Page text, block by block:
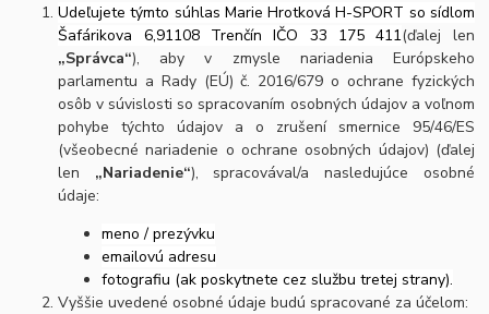
Udeľujete týmto súhlas Marie Hrotková H-SPORT so sídlom
Šafárikova 6,91108 Trenčín IČO 33 175 411(ďalej len
„Správca“), aby v zmysle nariadenia Európskeho
parlamentu a Rady (EÚ) č. 2016/679 o ochrane fyzických
osôb v súvislosti so spracovaním osobných údajov a voľnom
pohybe týchto údajov a o zrušení smernice 95/46/ES
(všeobecné nariadenie o ochrane osobných údajov) (ďalej
len „Nariadenie“), spracovával/a nasledujúce osobné
údaje:
meno / prezývku
emailovú adresu
fotografiu (ak poskytnete cez službu tretej strany).
Vyššie uvedené osobné údaje budú spracované za účelom: